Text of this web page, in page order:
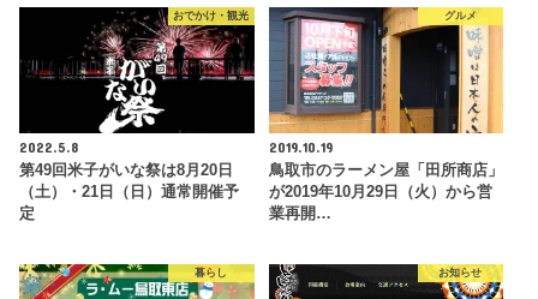
おでかけ・観光
2022.5.8
第49回米子がいな祭は8月20日
（土）・21日（日）通常開催予
定
グルメ
2019.10.19
鳥取市のラーメン屋「田所商店」
が2019年10月29日（火）から営
業再開…
暮らし お知らせ